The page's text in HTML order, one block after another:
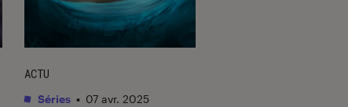
ACTU
Séries • 07 avr. 2025